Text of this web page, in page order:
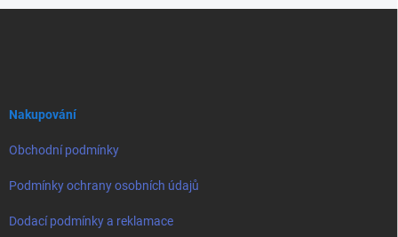
Nakupování
Obchodní podmínky
Podmínky ochrany osobních údajů
Dodací podmínky a reklamace